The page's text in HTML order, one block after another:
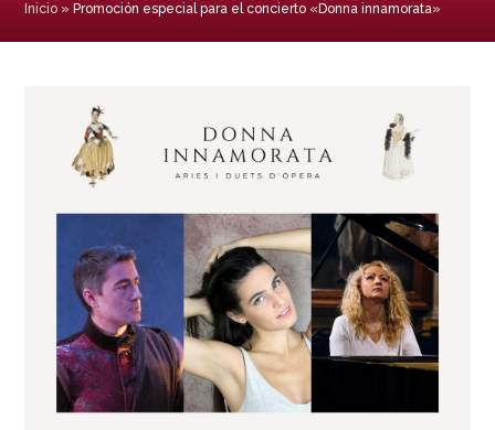
Inicio » Promoción especial para el concierto «Donna innamorata»